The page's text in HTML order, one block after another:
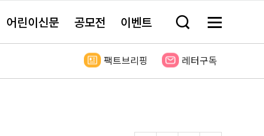
어린이신문 공모전 이벤트 검
창
기
메
전
보
팩트브리핑 레터구독